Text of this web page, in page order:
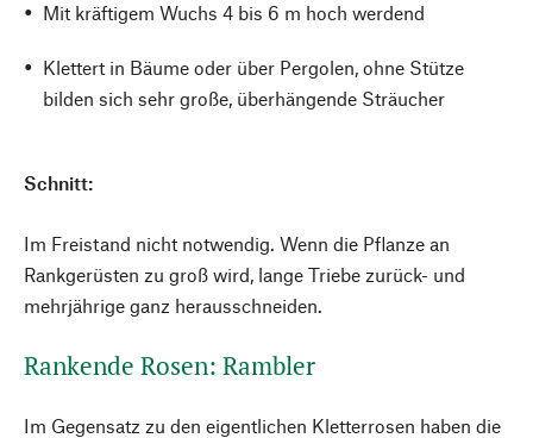
Mit kräftigem Wuchs 4 bis 6 m hoch werdend
Klettert in Bäume oder über Pergolen, ohne Stütze
bilden sich sehr große, überhängende Sträucher
Schnitt:
Im Freistand nicht notwendig. Wenn die Pflanze an
Rankgerüsten zu groß wird, lange Triebe zurück- und
mehrjährige ganz herausschneiden.
Rankende Rosen: Rambler
Im Gegensatz zu den eigentlichen Kletterrosen haben die